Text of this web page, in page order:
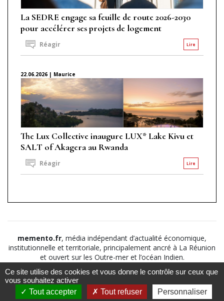
La SEDRE engage sa feuille de route 2026-2030
pour accélérer ses projets de logement
Lire
Réagir
22.06.2026 | Maurice
The Lux Collective inaugure LUX* Lake Kivu et
SALT of Akagera au Rwanda
Lire
Réagir
memento.fr, média indépendant d’actualité économique,
institutionnelle et territoriale, principalement ancré à La Réunion
et ouvert sur les Outre-mer et l’océan Indien.
©2026
Mémento
Suivez nous sur Notice légale
Politique de
confidentialité-CGV-CGU
Ce site utilise des cookies et vous donne le contrôle sur ceux que
vous souhaitez activer
Tout accepter
Tout refuser Personnaliser